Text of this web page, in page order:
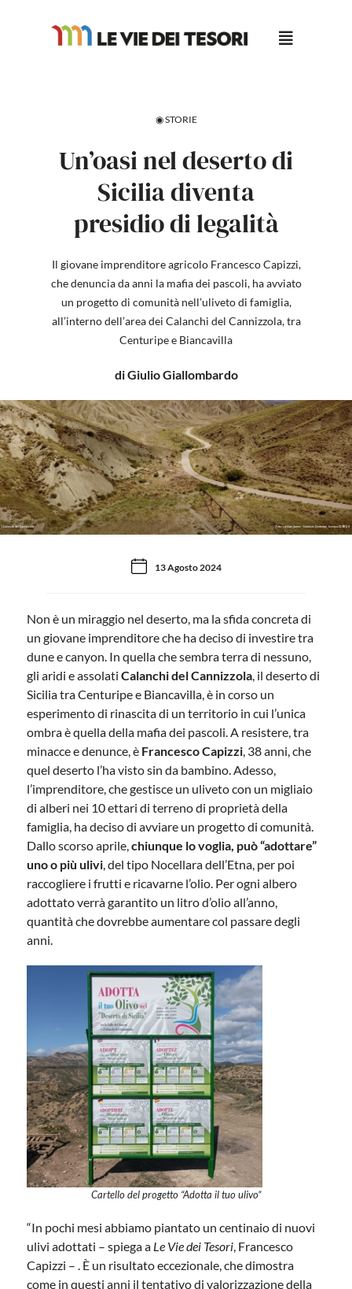
◉ STORIE
Un’oasi nel deserto di
Sicilia diventa
presidio di legalità
Il giovane imprenditore agricolo Francesco Capizzi,
che denuncia da anni la mafia dei pascoli, ha avviato
un progetto di comunità nell’uliveto di famiglia,
all’interno dell’area dei Calanchi del Cannizzola, tra
Centuripe e Biancavilla
di Giulio Giallombardo
I Calanchi del Cannizzola Foto: sicilian_dunes - Calanchi Centuripe, licenza CC BY 2.0
13 Agosto 2024
Non è un miraggio nel deserto, ma la sfida concreta di
un giovane imprenditore che ha deciso di investire tra
dune e canyon. In quella che sembra terra di nessuno,
gli aridi e assolatiCalanchi del Cannizzola, il deserto di
Sicilia tra Centuripe e Biancavilla, è in corso un
esperimento di rinascita di un territorio in cui l’unica
ombra è quella della mafia dei pascoli. A resistere, tra
minacce e denunce, è Francesco Capizzi, 38 anni, che
quel deserto l’ha visto sin da bambino. Adesso,
l’imprenditore, che gestisce un uliveto con un migliaio
di alberi nei 10 ettari di terreno di proprietà della
famiglia, ha deciso di avviare un progetto di comunità.
Dallo scorso aprile,chiunque lo voglia, può “adottare”
uno o più ulivi, del tipo Nocellara dell’Etna, per poi
raccogliere i frutti e ricavarne l’olio. Per ogni albero
adottato verrà garantito un litro d’olio all’anno,
quantità che dovrebbe aumentare col passare degli
anni.
Cartello del progetto “Adotta il tuo ulivo”
“In pochi mesi abbiamo piantato un centinaio di nuovi
ulivi adottati – spiega a Le Vie dei Tesori, Francesco
Capizzi – . È un risultato eccezionale, che dimostra
come in questi anni il tentativo di valorizzazione della